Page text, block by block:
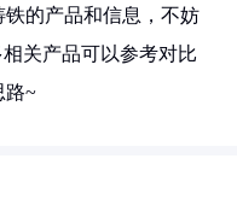
的产品和信息，不妨
关产品可以参考对比
路~